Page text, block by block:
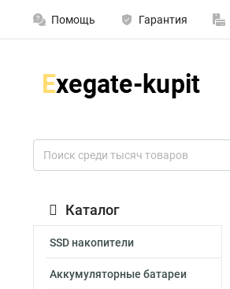
Помощь Гарантия
Каталог
SSD накопители
Аккумуляторные батареи